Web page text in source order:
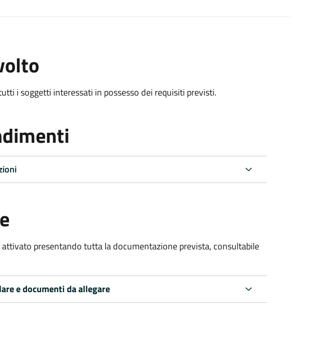
i soggetti interessati in possesso dei requisiti previsti.
attivato presentando tutta la documentazione prevista, consultabile
e documenti da allegare